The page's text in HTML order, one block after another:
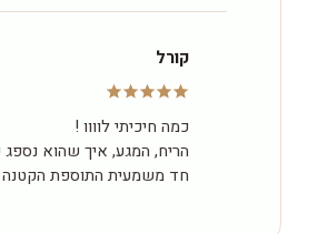
קורל
כמה חיכיתי לוווו !
הריח, המגע, איך שהוא נספג
חד משמעית התוספת הקטנה